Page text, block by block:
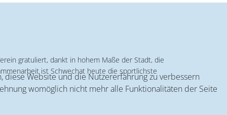
gratuliert, dankt in hohem Maße der Stadt, die
ist Schwechat heute die sportlichste
Website und die Nutzererfahrung zu verbessern
womöglich nicht mehr alle Funktionalitäten der Seite